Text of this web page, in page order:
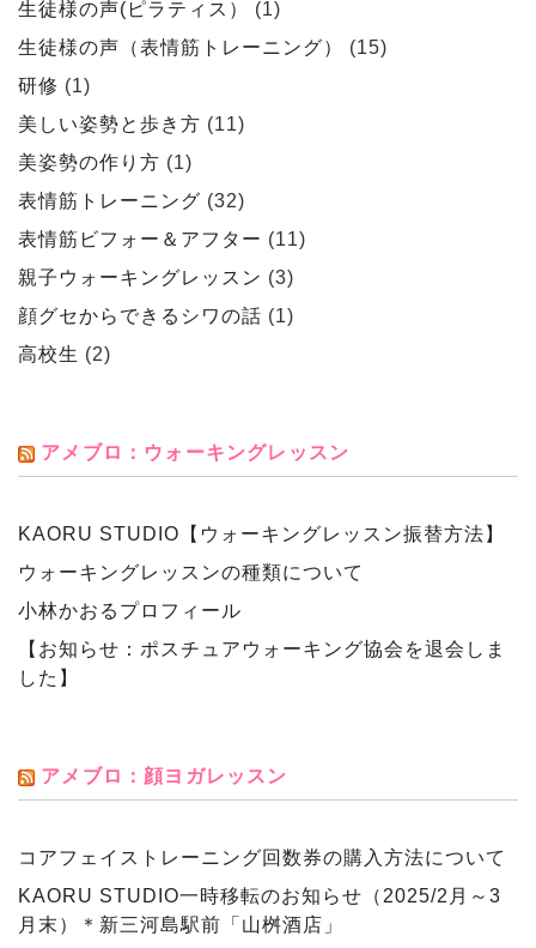
生徒様の声(ピラティス）
(1)
生徒様の声（表情筋トレーニング）
(15)
研修 (1)
美しい姿勢と歩き方 (11)
美姿勢の作り方 (1)
表情筋トレーニング (32)
表情筋ビフォー＆アフター (11)
親子ウォーキングレッスン (3)
顔グセからできるシワの話 (1)
高校生 (2)
アメブロ：ウォーキングレッスン
KAORU STUDIO【ウォーキングレッスン振替方法】
ウォーキングレッスンの種類について
小林かおるプロフィール
【お知らせ：ポスチュアウォーキング協会を退会しま
した】
アメブロ：顔ヨガレッスン
コアフェイストレーニング回数券の購入方法について
KAORU STUDIO一時移転のお知らせ（2025/2月～3
月末）＊新三河島駅前「山桝酒店」